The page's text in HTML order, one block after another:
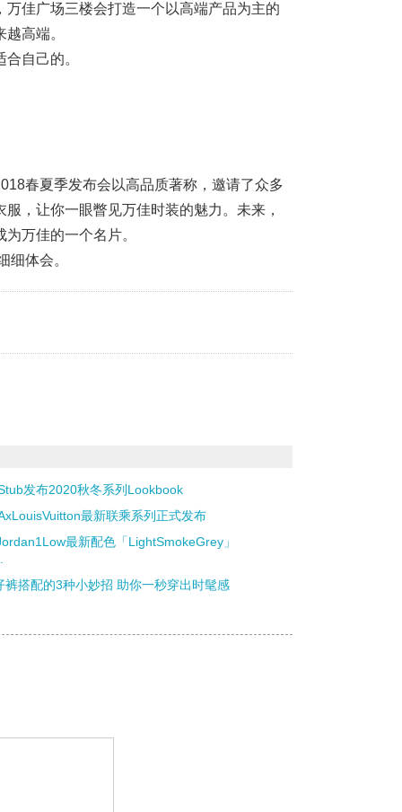
佳广场三楼会打造一个以高端产品为主的
高端。
自己的。
春夏季发布会以高品质著称，邀请了众多
，让你一眼瞥见万佳时装的魅力。未来，
万佳的一个名片。
细体会。
发布2020秋冬系列Lookbook
最新联乘系列正式发布
最新配色「LightSmokeGrey」
裤搭配的3种小妙招 助你一秒穿出时髦感